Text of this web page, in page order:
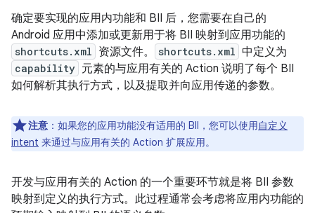
确定要实现的应用内功能和 BII 后，您需要在自己的
Android 应用中添加或更新用于将 BII 映射到应用功能的
shortcuts.xml 资源文件。 shortcuts.xml 中定义为
capability 元素的与应用有关的 Action 说明了每个 BII
如何解析其执行方式，以及提取并向应用传递的参数。
注意 ：如果您的应用功能没有适用的 BII，您可以使用自定义
intent 来通过与应用有关的 Action 扩展应用。
开发与应用有关的 Action 的一个重要环节就是将 BII 参数
映射到定义的执行方式。此过程通常会考虑将应用内功能的